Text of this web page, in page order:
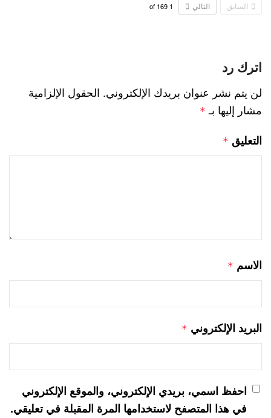
السابق التالي 1
169
اترك رد
لن يتم نشر عنوان بريدك الإلكتروني. الحقول الإلزامية
مشار إليها بـ *
التعليق *
الاسم *
البريد الإلكتروني *
احفظ اسمي، بريدي الإلكتروني، والموقع الإلكتروني
في هذا المتصفح لاستخدامها المرة المقبلة في تعليقي.